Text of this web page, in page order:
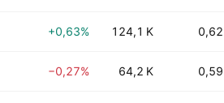
+0,63% 124,1 K 0,62
−0,27% 64,2 K 0,59